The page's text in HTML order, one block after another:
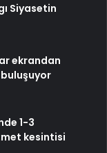
Siyasetin
ekrandan
1-3
kesintisi